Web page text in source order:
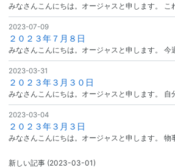
みなさんこんにちは。オージャスと申します。
2023-07-09
２０２３年７月８日
みなさんこんにちは。オージャスと申します。
2023-03-31
２０２３年３月３０日
みなさんこんにちは。オージャスと申します。
2023-03-04
２０２３年３月３日
みなさんこんにちは。オージャスと申します。
新しい記事 (2023-03-01)